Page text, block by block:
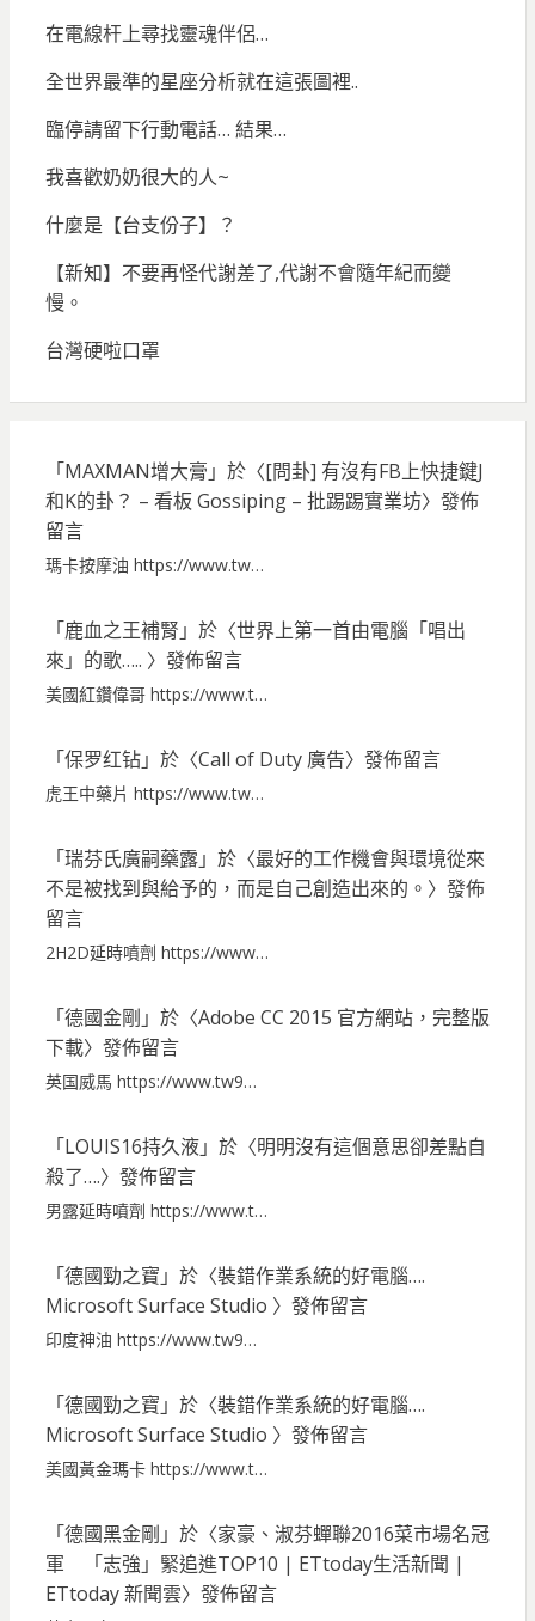
在電線杆上尋找靈魂伴侶…
全世界最準的星座分析就在這張圖裡..
臨停請留下行動電話… 結果…
我喜歡奶奶很大的人~
什麼是【台支份子】？
【新知】不要再怪代謝差了,代謝不會隨年紀而變
慢。
台灣硬啦口罩
「MAXMAN增大膏 」於〈[問卦] 有沒有FB上快捷鍵J
和K的卦？ – 看板 Gossiping – 批踢踢實業坊〉發佈
留言
瑪卡按摩油 https://www.tw…
「鹿血之王補腎 」於〈世界上第一首由電腦「唱出
來」的歌….. 〉發佈留言
美國紅鑽偉哥 https://www.t…
「保罗红钻」於〈Call of Duty 廣告〉發佈留言
虎王中藥片 https://www.tw…
「瑞芬氏廣嗣藥露」於〈最好的工作機會與環境從來
不是被找到與給予的，而是自己創造出來的。 〉發佈
留言
2H2D延時噴劑 https://www…
「德國金剛 」於〈Adobe CC 2015 官方網站，完整版
下載〉發佈留言
英国威馬 https://www.tw9…
「LOUIS16持久液」於〈明明沒有這個意思卻差點自
殺了….〉發佈留言
男露延時噴劑 https://www.t…
「德國勁之寶 」於〈裝錯作業系統的好電腦….
Microsoft Surface Studio 〉發佈留言
印度神油 https://www.tw9…
「德國勁之寶 」於〈裝錯作業系統的好電腦….
Microsoft Surface Studio 〉發佈留言
美國黃金瑪卡 https://www.t…
「德國黑金剛 」於〈家豪、淑芬蟬聯2016菜市場名冠
軍 「志強」緊追進TOP10 | ETtoday生活新聞 |
ETtoday 新聞雲〉發佈留言